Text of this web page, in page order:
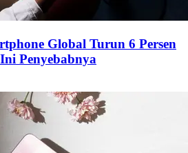
Global Turun 6 Persen
Penyebabnya